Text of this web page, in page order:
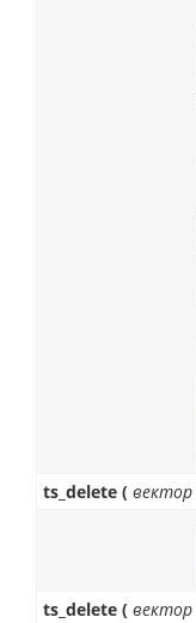
ts_delete ( вектор
ts_delete ( вектор